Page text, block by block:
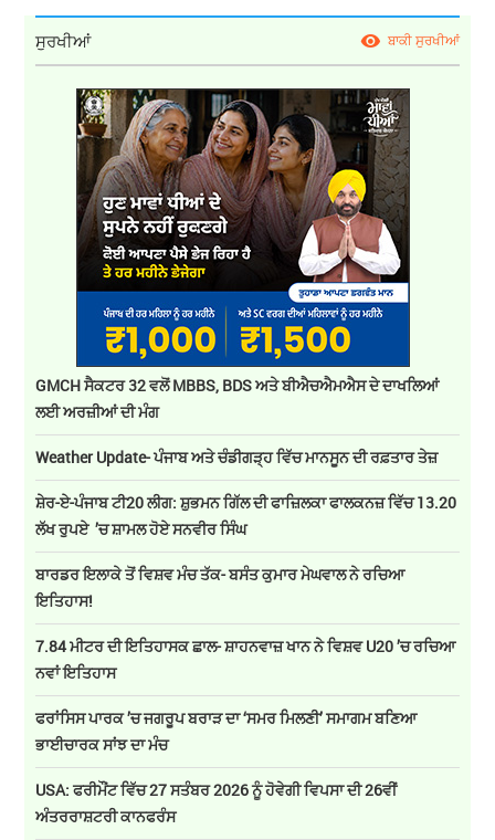
ਸੁਰਖੀਆਂ ਬਾਕੀ ਸੁਰਖੀਆਂ
GMCH ਸੈਕਟਰ 32 ਵਲੋਂ MBBS, BDS ਅਤੇ ਬੀਐਚਐਮਐਸ ਦੇ ਦਾਖਲਿਆਂ
ਲਈ ਅਰਜ਼ੀਆਂ ਦੀ ਮੰਗ
Weather Update- ਪੰਜਾਬ ਅਤੇ ਚੰਡੀਗੜ੍ਹ ਵਿੱਚ ਮਾਨਸੂਨ ਦੀ ਰਫ਼ਤਾਰ ਤੇਜ਼
ਸ਼ੇਰ-ਏ-ਪੰਜਾਬ ਟੀ20 ਲੀਗ: ਸ਼ੁਭਮਨ ਗਿੱਲ ਦੀ ਫਾਜ਼ਿਲਕਾ ਫਾਲਕਨਜ਼ ਵਿੱਚ 13.20
ਲੱਖ ਰੁਪਏ ’ਚ ਸ਼ਾਮਲ ਹੋਏ ਸਨਵੀਰ ਸਿੰਘ
ਬਾਰਡਰ ਇਲਾਕੇ ਤੋਂ ਵਿਸ਼ਵ ਮੰਚ ਤੱਕ- ਬਸੰਤ ਕੁਮਾਰ ਮੇਘਵਾਲ ਨੇ ਰਚਿਆ
ਇਤਿਹਾਸ!
7.84 ਮੀਟਰ ਦੀ ਇਤਿਹਾਸਕ ਛਾਲ- ਸ਼ਾਹਨਵਾਜ਼ ਖਾਨ ਨੇ ਵਿਸ਼ਵ U20 ’ਚ ਰਚਿਆ
ਨਵਾਂ ਇਤਿਹਾਸ
ਫਰਾਂਸਿਸ ਪਾਰਕ ’ਚ ਜਗਰੂਪ ਬਰਾੜ ਦਾ ‘ਸਮਰ ਮਿਲਣੀ’ ਸਮਾਗਮ ਬਣਿਆ
ਭਾਈਚਾਰਕ ਸਾਂਝ ਦਾ ਮੰਚ
USA: ਫਰੀਮੌਂਟ ਵਿੱਚ 27 ਸਤੰਬਰ 2026 ਨੂੰ ਹੋਵੇਗੀ ਵਿਪਸਾ ਦੀ 26ਵੀਂ
ਅੰਤਰਰਾਸ਼ਟਰੀ ਕਾਨਫਰੰਸ